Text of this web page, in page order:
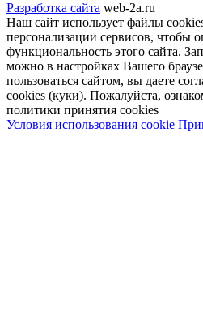
Разработка сайта web-2a.ru
Наш сайт использует файлы
персонализации сервисов, чтобы
функциональность этого сайта.
можно в настройках Вашего
пользоваться сайтом, вы даете
cookies (куки). Пожалуйста,
политики принятия сookies
Условия использования cookie